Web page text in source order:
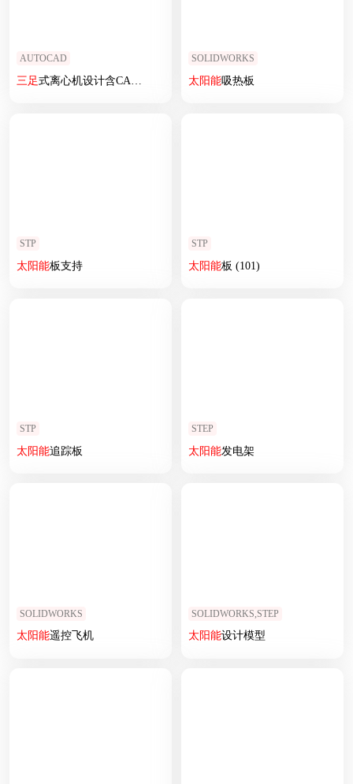
AUTOCAD
三足式离心机设计含CAD图纸+说明书
SOLIDWORKS
太阳能吸热板
STP
太阳能板支持
STP
太阳能板 (101)
STP
太阳能追踪板
STEP
太阳能发电架
SOLIDWORKS
太阳能遥控飞机
SOLIDWORKS,STEP
太阳能设计模型